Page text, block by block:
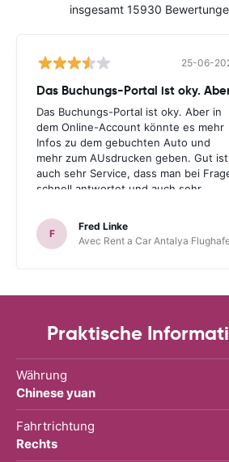
insgesamt 15930
25-06-
Das Buchungs-Portal ist oky.
Das Buchungs-Portal ist oky. Aber in
dem Online-Account könnte es mehr
Infos zu dem gebuchten Auto und
mehr zum AUsdrucken geben. Gut ist
auch sehr Service, dass man bei
schnell antwortet und auch sehr
gute Erfahrung. Deshalb habe ich Sie
als meinen Lieblings-
auch für künftige Buchungen
F
Fred Linke
Avec Rent a Car Antalya
Praktische
Währung
Chinese yuan
Fahrtrichtung
Rechts